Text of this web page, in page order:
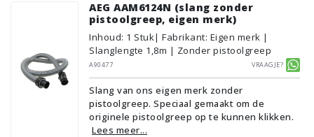
AEG AAM6124N (slang zonder
pistoolgreep, eigen merk)
Inhoud: 1 Stuk| Fabrikant: Eigen merk |
Slanglengte 1,8m | Zonder pistoolgreep
A90477
Vraagje?
Slang van ons eigen merk zonder
pistoolgreep. Speciaal gemaakt om de
originele pistoolgreep op te kunnen klikken.
Lees meer...